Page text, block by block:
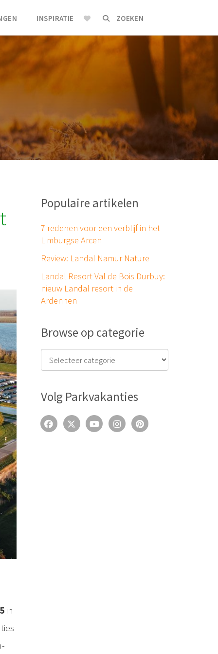
INSPIRATIE ZOEKEN
in
Populaire artikelen
7 redenen voor een verblijf in het
Limburgse Arcen
Review: Landal Namur Nature
Landal Resort Val de Bois Durbuy:
nieuw Landal resort in de
Ardennen
Browse op categorie
Volg Parkvakanties